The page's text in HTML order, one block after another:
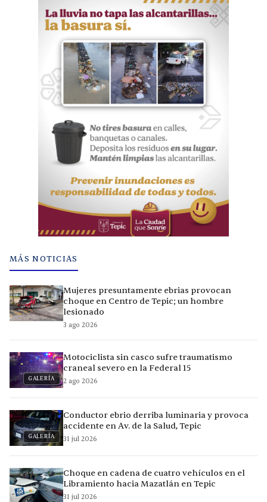
MÁS NOTICIAS
Mujeres presuntamente ebrias provocan
choque en Centro de Tepic; un hombre
lesionado
3 ago 2026
GALERÍA
Motociclista sin casco sufre traumatismo
craneal severo en la Federal 15
2 ago 2026
GALERÍA
Conductor ebrio derriba luminaria y provoca
accidente en Av. de la Salud, Tepic
31 jul 2026
Choque en cadena de cuatro vehículos en el
Libramiento hacia Mazatlán en Tepic
31 jul 2026